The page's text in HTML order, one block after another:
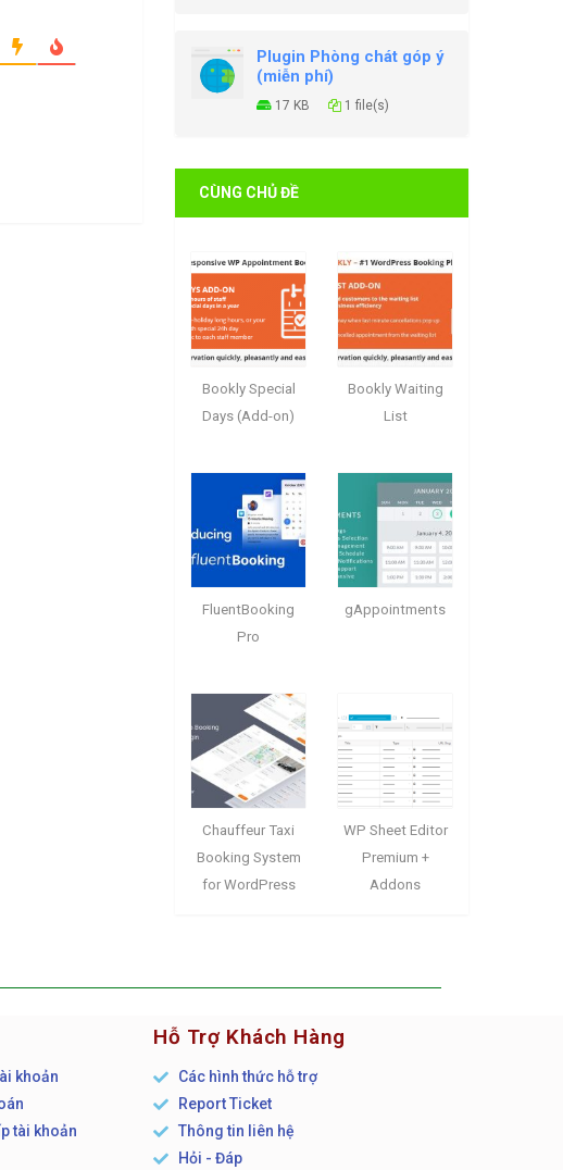
Plugin Phòng chát góp ý
(miễn phí)
17 KB 1 file(s)
CÙNG CHỦ ĐỀ
Bookly Special
Days (Add-on)
Bookly Waiting
List
FluentBooking
Pro
gAppointments
Chauffeur Taxi
Booking System
for WordPress
WP Sheet Editor
Premium +
Addons
khoản
tài khoản
Hỗ Trợ Khách Hàng
Các hình thức hỗ trợ
Report Ticket
Thông tin liên hệ
Hỏi - Đáp